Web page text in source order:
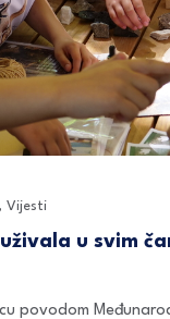
, Vijesti
u svim
povodom